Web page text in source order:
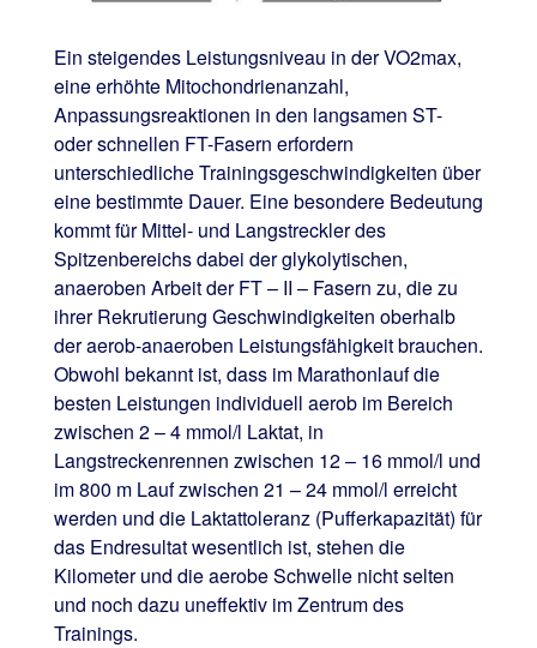
Ein steigendes Leistungsniveau in der VO2max,
eine erhöhte Mitochondrienanzahl,
Anpassungsreaktionen in den langsamen ST-
oder schnellen FT-Fasern erfordern
unterschiedliche Trainingsgeschwindigkeiten über
eine bestimmte Dauer. Eine besondere Bedeutung
kommt für Mittel- und Langstreckler des
Spitzenbereichs dabei der glykolytischen,
anaeroben Arbeit der FT – II – Fasern zu, die zu
ihrer Rekrutierung Geschwindigkeiten oberhalb
der aerob-anaeroben Leistungsfähigkeit brauchen.
Obwohl bekannt ist, dass im Marathonlauf die
besten Leistungen individuell aerob im Bereich
zwischen 2 – 4 mmol/l Laktat, in
Langstreckenrennen zwischen 12 – 16 mmol/l und
im 800 m Lauf zwischen 21 – 24 mmol/l erreicht
werden und die Laktattoleranz (Pufferkapazität) für
das Endresultat wesentlich ist, stehen die
Kilometer und die aerobe Schwelle nicht selten
und noch dazu uneffektiv im Zentrum des
Trainings.